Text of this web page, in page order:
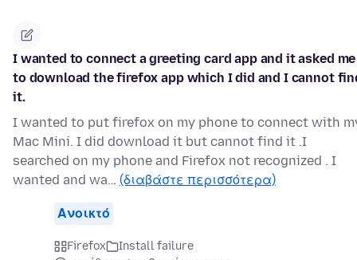
I wanted to connect a greeting card app and it asked me
to download the firefox app which I did and I cannot
it.
I wanted to put firefox on my phone to connect with
Mac Mini. I did download it but cannot find it .I
searched on my phone and Firefox not recognized . I
wanted and wa… (διαβάστε περισσότερα)
Ανοικτό
Firefox
Install failure